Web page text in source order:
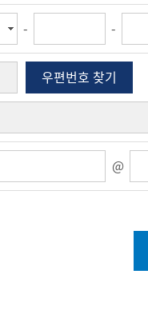
- -
우편번호 찾기
@